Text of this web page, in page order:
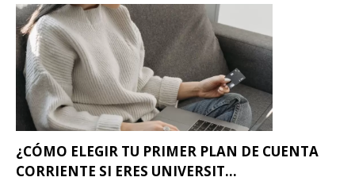
¿CÓMO ELEGIR TU PRIMER PLAN DE CUENTA
CORRIENTE SI ERES UNIVERSIT...